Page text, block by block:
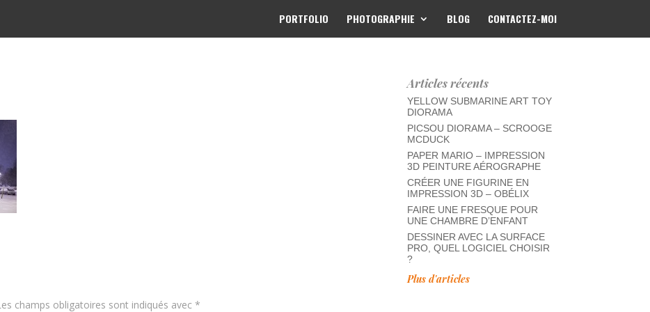
PORTFOLIO PHOTOGRAPHIE BLOG CONTACTEZ-MOI
champs obligatoires sont indiqués avec*
Articles récents
YELLOW SUBMARINE ART TOY
DIORAMA
PICSOU DIORAMA – SCROOGE
MCDUCK
PAPER MARIO – IMPRESSION
3D PEINTURE AÉROGRAPHE
CRÉER UNE FIGURINE EN
IMPRESSION 3D – OBÉLIX
FAIRE UNE FRESQUE POUR
UNE CHAMBRE D’ENFANT
DESSINER AVEC LA SURFACE
PRO, QUEL LOGICIEL CHOISIR
?
Plus d'articles